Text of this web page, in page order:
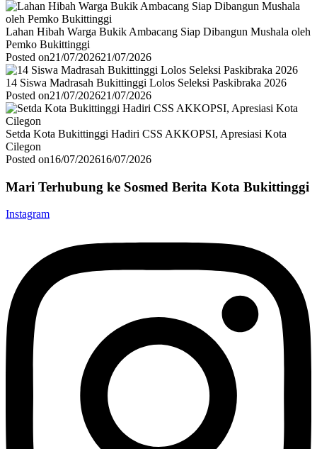
Lahan Hibah Warga Bukik Ambacang Siap Dibangun Mushala oleh
Pemko Bukittinggi
Posted on21/07/202621/07/2026
14 Siswa Madrasah Bukittinggi Lolos Seleksi Paskibraka 2026
Posted on21/07/202621/07/2026
Setda Kota Bukittinggi Hadiri CSS AKKOPSI, Apresiasi Kota
Cilegon
Posted on16/07/202616/07/2026
Mari Terhubung ke Sosmed Berita Kota Bukittinggi
Instagram